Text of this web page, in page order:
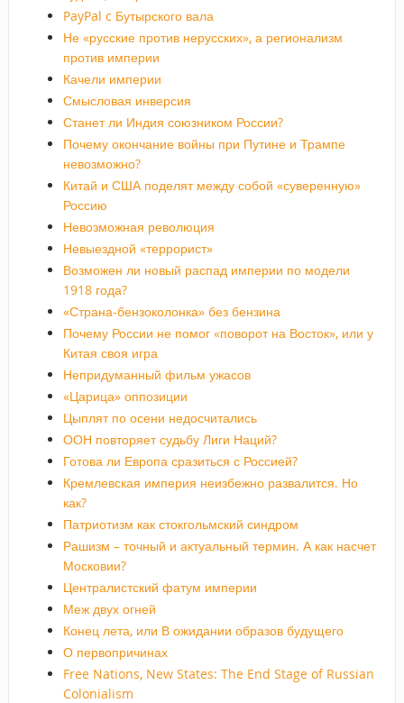
PayPal c Бутырского вала
Не «русские против нерусских», а регионализм
против империи
Качели империи
Смысловая инверсия
Станет ли Индия союзником России?
Почему окончание войны при Путине и Трампе
невозможно?
Китай и США поделят между собой «суверенную»
Россию
Невозможная революция
Невыездной «террорист»
Возможен ли новый распад империи по модели
1918 года?
«Страна-бензоколонка» без бензина
Почему России не помог «поворот на Восток», или у
Китая своя игра
Непридуманный фильм ужасов
«Царица» оппозиции
Цыплят по осени недосчитались
ООН повторяет судьбу Лиги Наций?
Готова ли Европа сразиться с Россией?
Кремлевская империя неизбежно развалится. Но
как?
Патриотизм как стокгольмский синдром
Рашизм – точный и актуальный термин. А как насчет
Московии?
Централистский фатум империи
Меж двух огней
Конец лета, или В ожидании образов будущего
О первопричинах
Free Nations, New States: The End Stage of Russian
Colonialism